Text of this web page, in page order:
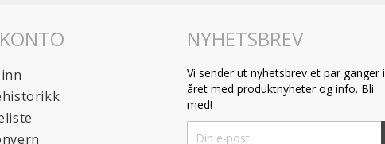
NYHETSBREV
Vi sender ut nyhetsbrev et par ganger i
året med produktnyheter og info. Bli
med!